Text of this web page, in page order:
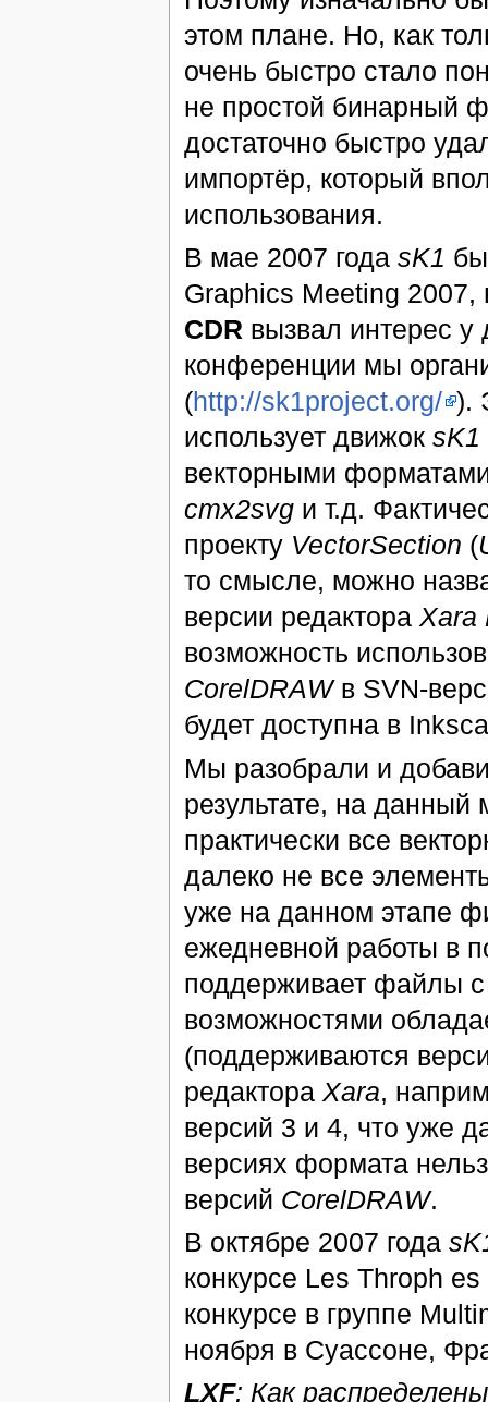
этом плане. Но, как
очень быстро стало
не простой бинарный
достаточно быстро
импортёр, который
использования.
В мае 2007 года sK1
Graphics Meeting
CDR вызвал интерес у
конференции мы
(http://sk1project.org/ ).
использует движок sK1
векторными
cmx2svgи т.д.
проекту VectorSection (
то смысле, можно
версии редактора Xara
возможность
CorelDRAWв SVN-
будет доступна в
Мы разобрали и
результате, на
практически все
далеко не все
уже на данном этапе
ежедневной работы в
поддерживает файлы
возможностями
(поддерживаются
редактора Xara,
версий 3 и 4, что уже
версиях формата
версий CorelDRAW.
В октябре 2007 года
конкурсе Les Throph
конкурсе в группе
ноября в Суассоне,
LXF: Как